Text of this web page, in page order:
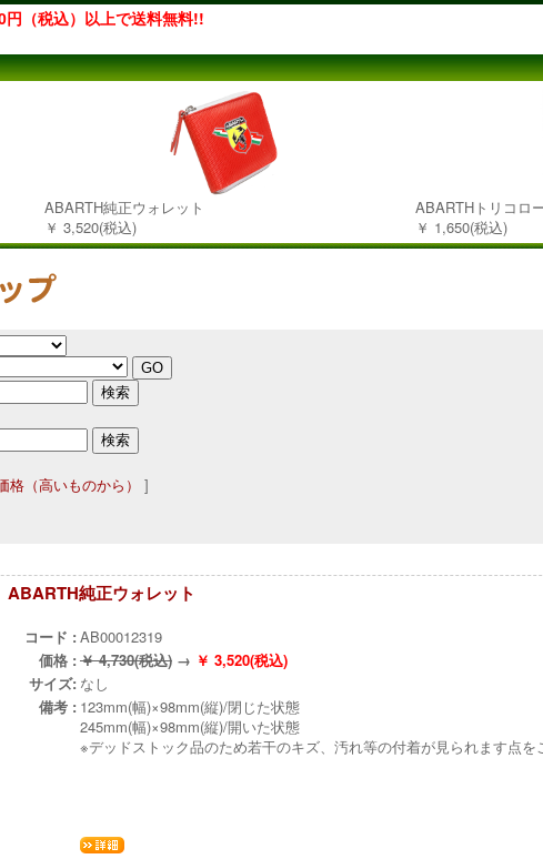
（税込）以上で送料無料!!
ABARTH純正ウォレット
￥ 3,520(税込)
ABARTHトリコロ
￥ 1,650(税込)
格（高いものから）
]
ABARTH純正ウォレット
コード : AB00012319
価格 : ￥ 4,730(税込) → ￥ 3,520(税込)
サイズ: なし
備考 : 123mm(幅)×98mm(縦)/閉じた状態
245mm(幅)×98mm(縦)/開いた状態
※デッドストック品のため若干のキズ、汚れ等の付着が見られます点を